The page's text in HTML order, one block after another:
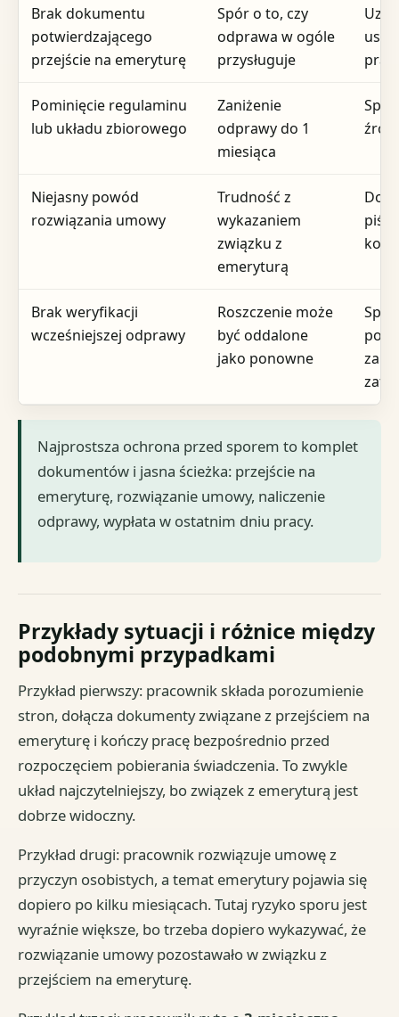
Brak dokumentu
potwierdzającego
przejście na emeryturę
Spór o to, czy
odprawa w ogóle
przysługuje
Pominięcie regulaminu
lub układu zbiorowego
Zaniżenie
odprawy do 1
miesiąca
Niejasny powód
rozwiązania umowy
Trudność z
wykazaniem
związku z
emeryturą
Brak weryfikacji
wcześniejszej odprawy
Roszczenie może
być oddalone
jako ponowne
Najprostsza ochrona przed sporem to komplet
dokumentów i jasna ścieżka: przejście na
emeryturę, rozwiązanie umowy, naliczenie
odprawy, wypłata w ostatnim dniu pracy.
Przykłady sytuacji i różnice między
podobnymi przypadkami
Przykład pierwszy: pracownik składa porozumienie
stron, dołącza dokumenty związane z przejściem na
emeryturę i kończy pracę bezpośrednio przed
rozpoczęciem pobierania świadczenia. To zwykle
układ najczytelniejszy, bo związek z emeryturą jest
dobrze widoczny.
Przykład drugi: pracownik rozwiązuje umowę z
przyczyn osobistych, a temat emerytury pojawia się
dopiero po kilku miesiącach. Tutaj ryzyko sporu jest
wyraźnie większe, bo trzeba dopiero wykazywać, że
rozwiązanie umowy pozostawało w związku z
przejściem na emeryturę.